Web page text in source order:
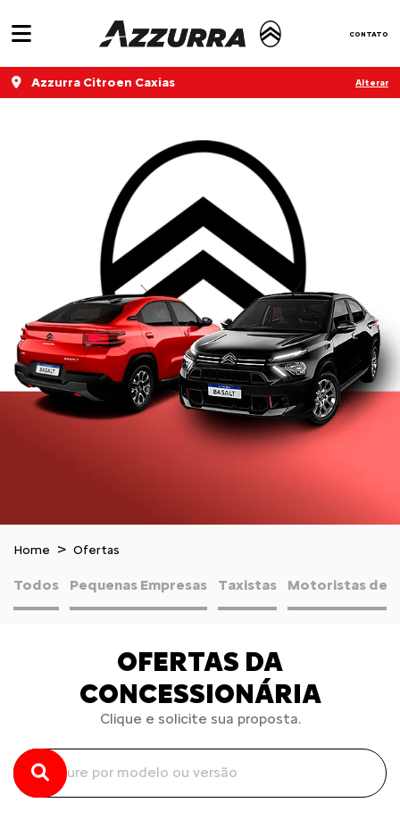
CONTATO
Azzurra Citroen Caxias Alterar
Home Ofertas
Todos Pequenas Empresas Taxistas Motoristas de
OFERTAS DA
CONCESSIONÁRIA
Clique e solicite sua proposta.